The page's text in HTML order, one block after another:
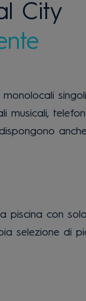
City
musicali,
piscina con
selezione di